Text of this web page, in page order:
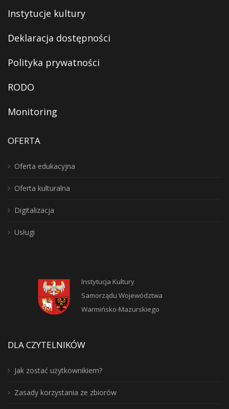
Instytucje kultury
Deklaracja dostępności
Polityka prywatności
RODO
Monitoring
OFERTA
Oferta edukacyjna
Oferta kulturalna
Digitalizacja
Usługi
Instytucja Kultury
Samorządu Województwa
Warmińsko-Mazurskiego
DLA CZYTELNIKÓW
Jak zostać użytkownikiem?
Zasady korzystania ze zbiorów